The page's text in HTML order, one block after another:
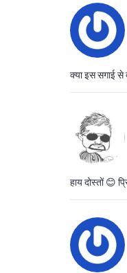
क्या इस सगाई से
हाय दोस्तों 😊